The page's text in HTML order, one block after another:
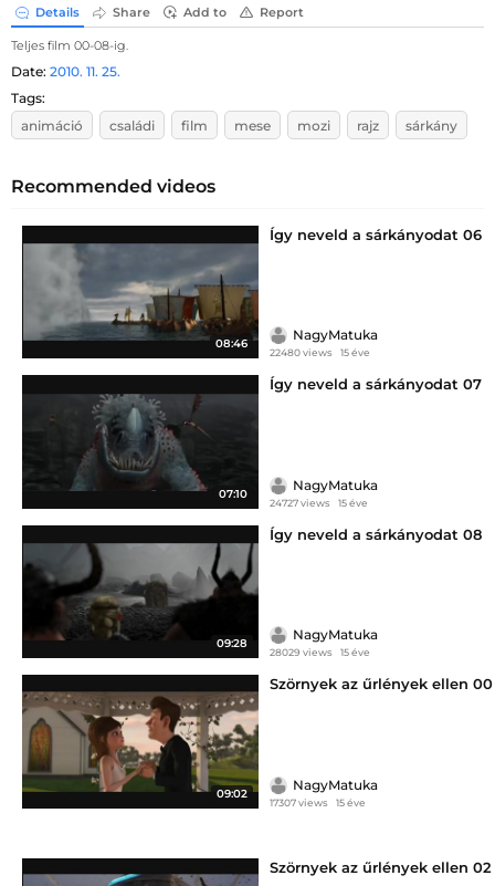
Details Share Add to Report
Teljes film 00-08-ig.
Date: 2010. 11. 25.
Tags:
animáció
családi film mese mozi rajz sárkány
Recommended videos
08:46
Így neveld a sárkányodat 06
NagyMatuka
22480 views 15 éve
07:10
Így neveld a sárkányodat 07
NagyMatuka
24727 views 15 éve
09:28
Így neveld a sárkányodat 08
NagyMatuka
28029 views 15 éve
09:02
Szörnyek az űrlények ellen 00
NagyMatuka
17307 views 15 éve
Szörnyek az űrlények ellen 02